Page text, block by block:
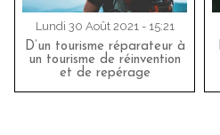
Lundi 30 Août 2021 - 15:21
D’un tourisme réparateur à
un tourisme de réinvention
et de repérage